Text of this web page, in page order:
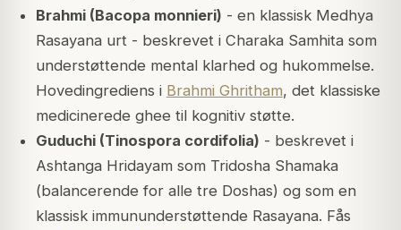
Brahmi (Bacopa monnieri) - en klassisk Medhya
Rasayana urt - beskrevet i Charaka Samhita som
understøttende mental klarhed og hukommelse.
Hovedingrediens i Brahmi Ghritham, det klassiske
medicinerede ghee til kognitiv støtte.
Guduchi (Tinospora cordifolia) - beskrevet i
Ashtanga Hridayam som Tridosha Shamaka
(balancerende for alle tre Doshas) og som en
klassisk immununderstøttende Rasayana. Fås